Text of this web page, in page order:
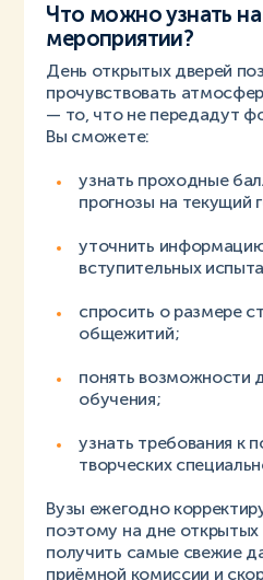
Что можно узнать
мероприятии?
День открытых дверей
прочувствовать
— то, что не передадут
Вы сможете:
узнать проходные
прогнозы на текущий
уточнить
вступительных
спросить о размере
общежитий;
понять возможности
обучения;
узнать требования к
творческих
Вузы ежегодно
поэтому на дне
получить самые свежие
приёмной комиссии и